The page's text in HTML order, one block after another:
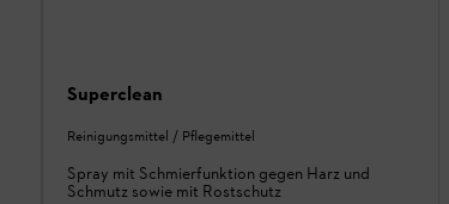
Superclean
Reinigungsmittel / Pflegemittel
Spray mit Schmierfunktion gegen Harz und
Schmutz sowie mit Rostschutz